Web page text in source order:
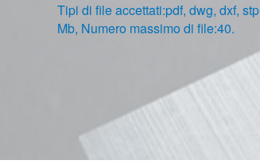
Tipi di file accettati:pdf, dwg, dxf,
Mb, Numero massimo di file:40.